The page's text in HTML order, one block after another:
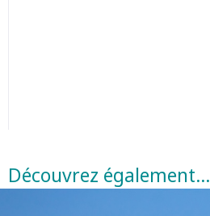
Découvrez également…